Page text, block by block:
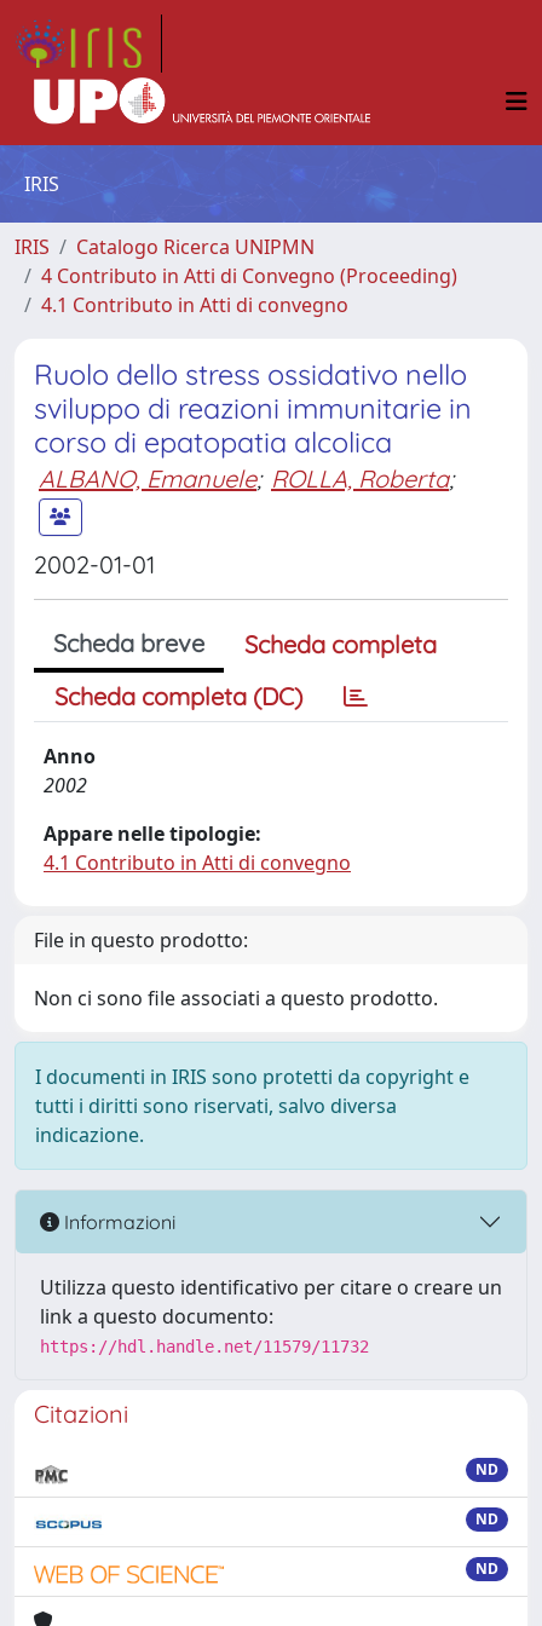
IRIS
IRIS
Catalogo Ricerca UNIPMN
4 Contributo in Atti di Convegno (Proceeding)
4.1 Contributo in Atti di convegno
Ruolo dello stress ossidativo nello
sviluppo di reazioni immunitarie in
corso di epatopatia alcolica
ALBANO, Emanuele; ROLLA, Roberta;
2002-01-01
Scheda breve
Scheda completa
Scheda completa (DC)
Anno
2002
Appare nelle tipologie:
4.1 Contributo in Atti di convegno
File in questo prodotto:
Non ci sono file associati a questo prodotto.
I documenti in IRIS sono protetti da copyright e
tutti i diritti sono riservati, salvo diversa
indicazione.
Informazioni
Utilizza questo identificativo per citare o creare un
link a questo documento:
https://hdl.handle.net/11579/11732
Citazioni
ND
ND
ND